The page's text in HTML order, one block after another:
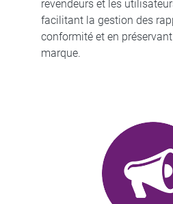
revendeurs et les
facilitant la gestion des
conformité et en
marque.